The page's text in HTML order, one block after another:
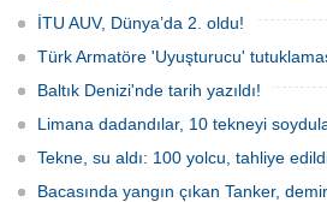
İTU AUV, Dünya’da 2. oldu!
Türk Armatöre 'Uyuşturucu'
Baltık Denizi'nde tarih yazıldı!
Limana dadandılar, 10 tekneyi
Tekne, su aldı: 100 yolcu, tahliye
Bacasında yangın çıkan Tanker,